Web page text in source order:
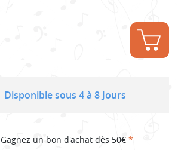
Disponible sous 4 à 8 Jours
Gagnez un bon d'achat dès 50€ *